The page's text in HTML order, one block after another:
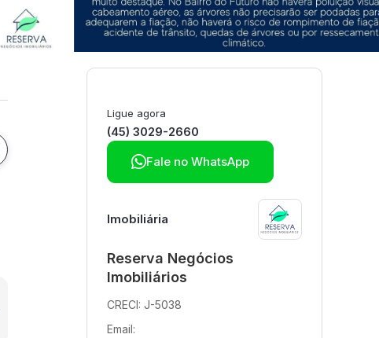
Ligue agora
(45) 3029-2660
Fale no WhatsApp
Imobiliária
Reserva Negócios
Imobiliários
CRECI: J-5038
Email: